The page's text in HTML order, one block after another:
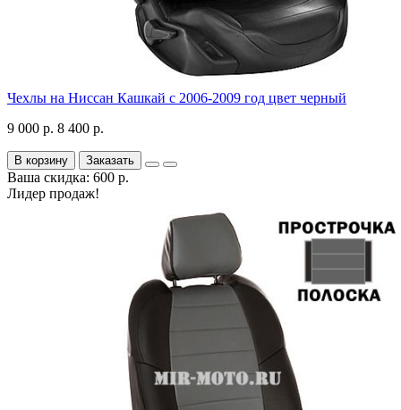
Чехлы на Ниссан Кашкай с 2006-2009 год цвет черный
9 000 р. 8 400 р.
В корзину Заказать
Ваша скидка: 600 р.
Лидер продаж!